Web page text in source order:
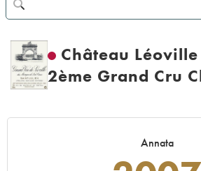
Château Léoville
2ème Grand Cru
Annata